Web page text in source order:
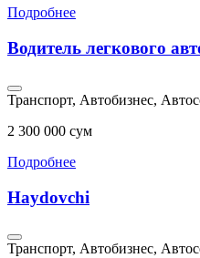
Подробнее
Водитель легкового
Транспорт, Автобизнес,
2 300 000 сум
Подробнее
Haydovchi
Транспорт, Автобизнес,